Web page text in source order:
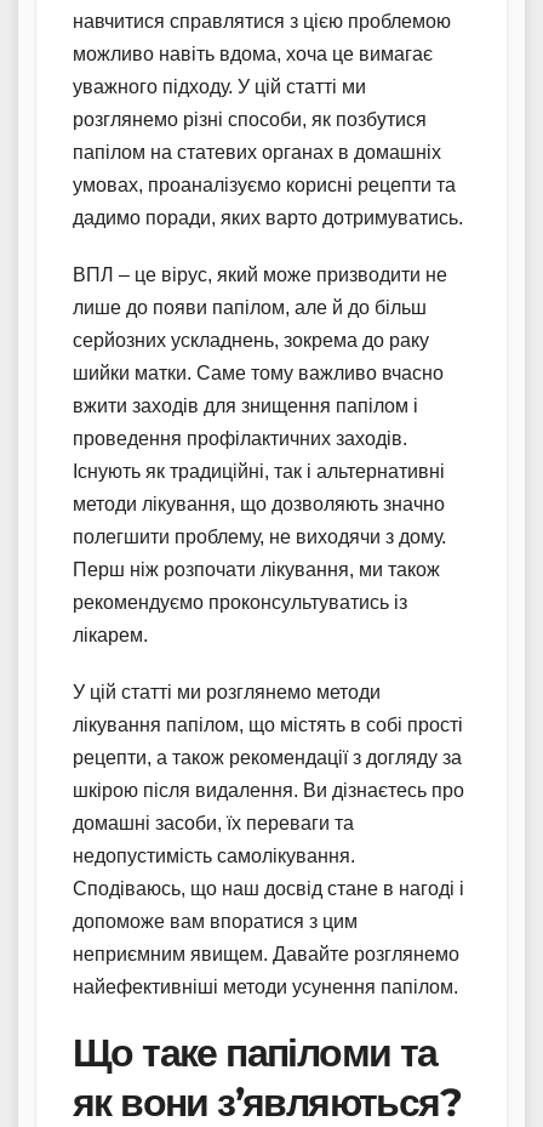
навчитися справлятися з цією проблемою
можливо навіть вдома, хоча це вимагає
уважного підходу. У цій статті ми
розглянемо різні способи, як позбутися
папілом на статевих органах в домашніх
умовах, проаналізуємо корисні рецепти та
дадимо поради, яких варто дотримуватись.
ВПЛ – це вірус, який може призводити не
лише до появи папілом, але й до більш
серйозних ускладнень, зокрема до раку
шийки матки. Саме тому важливо вчасно
вжити заходів для знищення папілом і
проведення профілактичних заходів.
Існують як традиційні, так і альтернативні
методи лікування, що дозволяють значно
полегшити проблему, не виходячи з дому.
Перш ніж розпочати лікування, ми також
рекомендуємо проконсультуватись із
лікарем.
У цій статті ми розглянемо методи
лікування папілом, що містять в собі прості
рецепти, а також рекомендації з догляду за
шкірою після видалення. Ви дізнаєтесь про
домашні засоби, їх переваги та
недопустимість самолікування.
Сподіваюсь, що наш досвід стане в нагоді і
допоможе вам впоратися з цим
неприємним явищем. Давайте розглянемо
найефективніші методи усунення папілом.
Що таке папіломи та
як вони з’являються?